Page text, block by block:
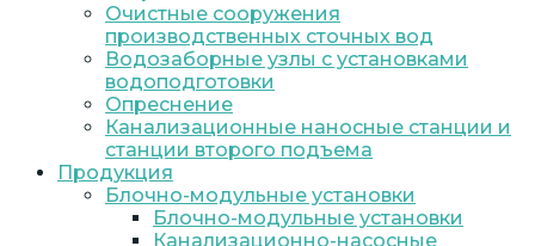
Очистные сооружения
производственных сточных вод
Водозаборные узлы с установками
водоподготовки
Опреснение
Канализационные наносные станции и
станции второго подъема
Продукция
Блочно-модульные установки
Блочно-модульные установки
Канализационно-насосные